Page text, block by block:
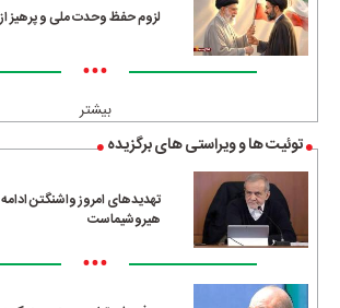
لزوم حفظ وحدت ملی و پرهیز
•••
بیشتر
توئیت ها و ویراستی های برگزیده
تهدیدهای امروز واشنگتن
هیروشیماست
•••